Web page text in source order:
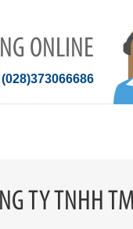
ONLINE
(028)373066686
TY TNHH